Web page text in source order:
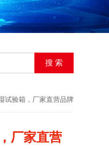
试验箱，厂家直营品牌
厂家直营